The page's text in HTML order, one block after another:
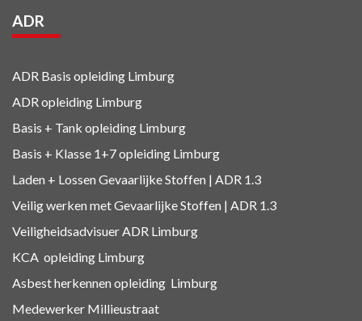
ADR
ADR Basis opleiding Limburg
ADR opleiding Limburg
Basis + Tank opleiding Limburg
Basis + Klasse 1+7opleiding Limburg
Laden + Lossen Gevaarlijke Stoffen | ADR 1.3
Veilig werken met Gevaarlijke Stoffen | ADR 1.3
Veiligheidsadvisuer ADR Limburg
KCA opleiding Limburg
Asbest herkennenopleiding Limburg
Medewerker Millieustraat